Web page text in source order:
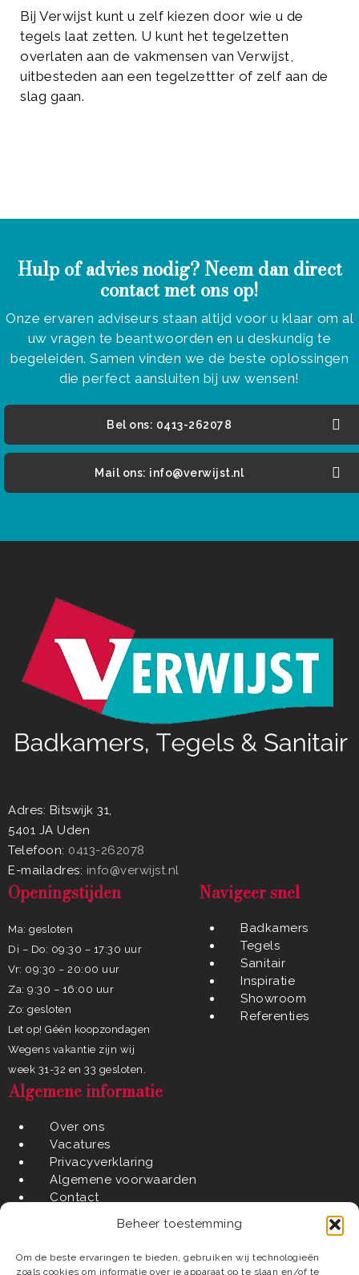
Beheer toestemming
Om de beste ervaringen te bieden, gebruiken wij technologieën
zoals cookies om informatie over je apparaat op te slaan en/of te
Bij Verwijst kunt u zelf kiezen door wie u de
tegels laat zetten. U kunt het tegelzetten
overlaten aan de vakmensen van Verwijst,
uitbesteden aan een tegelzettter of zelf aan de
slag gaan.
Hulp of advies nodig? Neem dan direct
contact met ons op!
Onze ervaren adviseurs staan altijd voor u klaar om al
uw vragen te beantwoorden en u deskundig te
begeleiden. Samen vinden we de beste oplossingen
die perfect aansluiten bij uw wensen!
Bel ons: 0413-262078
Mail ons: info@verwijst.nl
Adres: Bitswijk 31,
5401 JA Uden
Telefoon: 0413-262078
E-mailadres: info@verwijst.nl
Openingstijden
Ma: gesloten
Di – Do: 09:30 – 17:30 uur
Vr: 09:30 – 20:00 uur
Za: 9:30 – 16:00 uur
Zo: gesloten
Let op! Géén koopzondagen
Wegens vakantie zijn wij
week 31-32 en 33 gesloten.
Navigeer snel
Badkamers
Tegels
Sanitair
Inspiratie
Showroom
Referenties
Algemene informatie
Over ons
Vacatures
Privacyverklaring
Algemene voorwaarden
Contact
Waarom Verwijst?